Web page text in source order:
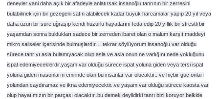
deneyler yani daha açık bir afadeyle anlatırsak insanoğlu tanrının bir zerresini
bulabilmek için bir gezegeni satın alabilecek kadar büyük harcamalar yapıp 20 yıl veya
daha uzun bir süre uğraşıp kendi huzurlu hayatlarını feda edip 20 yıllık bir strestli bir
yaşamdan sonra buldukları sadece bir zerreden ibaret olan o malum karşıt maddeyi
mikro saliseler içerisinde bulmuşlardır… tekrar söylüyorum insanoğlu var olduğu
sürece tanrıyı asla bulamıyacak olup asla ve asla onun ne varlığını nede yokluğunu
ispat edemiyeceklerdir.yaşam var olduğu sürece ispat yoluna giden veya tersi ispat
yoluna giden masonların emrinde olan bu insanlar var olucaktır.. ve hiçbir güç onları
yolundan caydıramaz ve ikna edemiyecektir..ve yaşam var olduğu sürece kaosta var
olup hayatımızın bir parçası olacaktır..bu demek deyildirki tanrı bizi koruyor belkide